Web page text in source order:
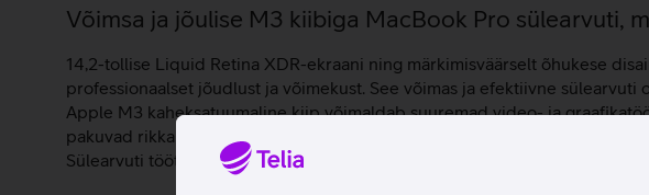
Lisainfo
Võimsa ja jõulise M3 kiibiga MacBook Pro sülearvuti,
14,2-tollise Liquid Retina XDR-ekraani ning märkimisväärselt õhukese
professionaalset jõudlust ja võimekust. See võimas ja efektiivne
Apple M3 kaheksatuumaline kiip võimaldab suuremad video- ja
pakuvad rikkalikku salvestamisruumi sinu piltidele, videodele ning
Sülearvuti töötab macOS Sonoma operatsioonisüsteemil.